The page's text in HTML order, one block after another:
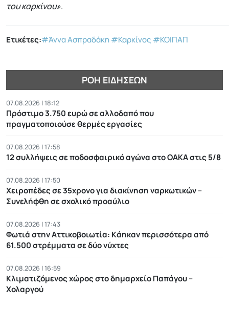
του καρκίνου».
Ετικέτες:#Άννα Ασπραδάκη#Καρκίνος #ΚΟΙΠΑΠ
ΡΟΉ ΕΙΔΉΣΕΩΝ
07.08.2026 | 18:12
Πρόστιμο 3.750 ευρώ σε αλλοδαπό που
πραγματοποιούσε θερμές εργασίες
07.08.2026 | 17:58
12 συλλήψεις σε ποδοσφαιρικό αγώνα στο ΟΑΚΑ στις 5/8
07.08.2026 | 17:50
Χειροπέδες σε 35χρονο για διακίνηση ναρκωτικών –
Συνελήφθη σε σχολικό προαύλιο
07.08.2026 | 17:43
Φωτιά στην Αττικοβοιωτία: Kάηκαν περισσότερα από
61.500 στρέμματα σε δύο νύχτες
07.08.2026 | 16:59
Κλιματιζόμενος χώρος στο δημαρχείο Παπάγου –
Χολαργού